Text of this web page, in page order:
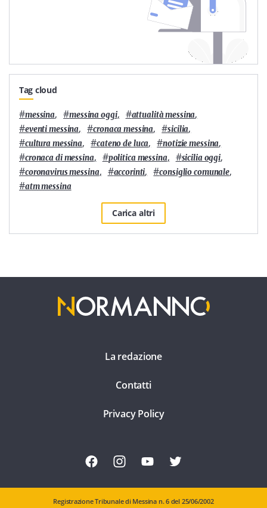
Tag cloud
#messina, #messina oggi, #attualità messina,
#eventi messina, #cronaca messina, #sicilia,
#cultura messina, #cateno de luca, #notizie messina,
#cronaca di messina, #politica messina, #sicilia oggi,
#coronavirus messina, #accorinti, #consiglio comunale,
#atm messina
Carica altri
La redazione
Contatti
Privacy Policy
Registrazione Tribunale di Messina n. 6 del 25/06/2002